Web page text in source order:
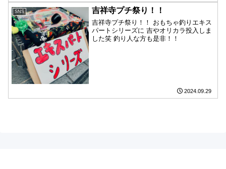
SNS 吉祥寺プチ祭り！！
吉祥寺プチ祭り！！ おもちゃ釣りエキス
パートシリーズに 吉やオリカラ投入しま
した笑 釣り人な方も是非！！
2024.09.29